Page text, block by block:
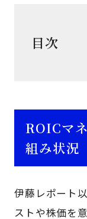
目次
ROICマ
組み状況
伊藤レポート
ストや株価を